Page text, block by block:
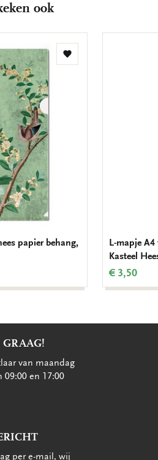
ook
Toevoegen
papier behang,
L-mapje
Kasteel
€ 3,50
van maandag
en 17:00
per e-mail, wij